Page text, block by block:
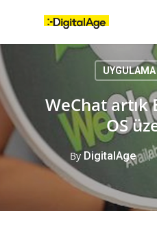
content
WeChat artık
OS
By DigitalAge